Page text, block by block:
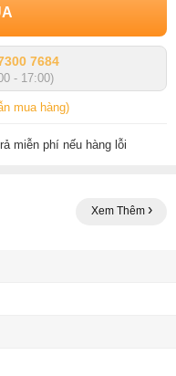
7684
- 17:00)
mua hàng)
miễn phí nếu hàng lỗi
Xem Thêm